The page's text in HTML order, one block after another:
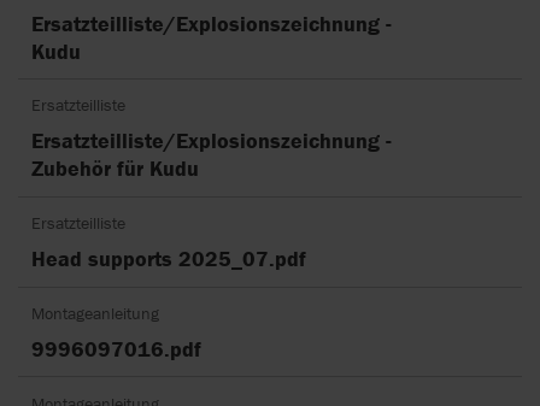
Ersatzteilliste/Explosionszeichnung -
Kudu
Ersatzteilliste
Ersatzteilliste/Explosionszeichnung -
Zubehör für Kudu
Ersatzteilliste
Head supports 2025_07.pdf
Montageanleitung
9996097016.pdf